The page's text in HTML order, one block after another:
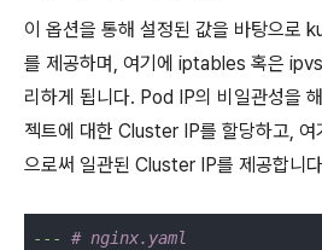
이 옵션을 통해 설정된 값을 바탕으로
를 제공하며, 여기에 iptables 혹은
리하게 됩니다. Pod IP의 비일관성을
젝트에 대한 Cluster IP를 할당하고, 여
으로써 일관된 Cluster IP를 제공합니
---
# nginx.yaml